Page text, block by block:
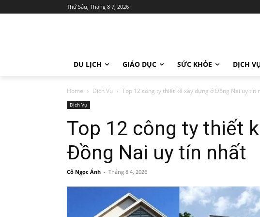
Thứ Sáu, Tháng 8 7, 2026
DU LỊCH GIÁO DỤC SỨC KHỎE DỊCH
Home Dịch Vụ Top 12 công ty thiết kế xây dựng ở Đồng Nai uy tín
Dịch Vụ
Top 12 công ty thiết
Đồng Nai uy tín nhất
Cô Ngọc Ánh - Tháng 8 4, 2026